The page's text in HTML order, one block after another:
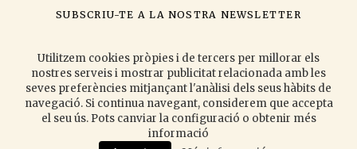
SUBSCRIU-TE A LA NOSTRA NEWSLETTER
que organitzem.
Accepto lapolítica de privacitat.
Utilitzem cookies pròpies i de tercers per millorar els
nostres serveis i mostrar publicitat relacionada amb les
seves preferències mitjançant l'anàlisi dels seus hàbits de
navegació. Si continua navegant, considerem que accepta
el seu ús. Pots canviar la configuració o obtenir més
informació